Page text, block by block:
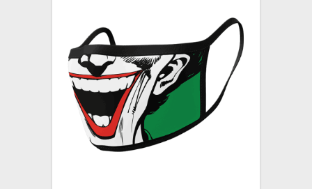
XZONE KLUB